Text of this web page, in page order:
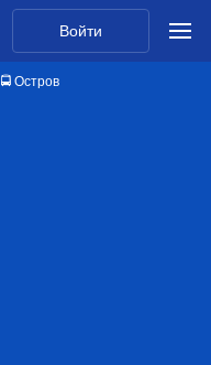
Войти
🚍 Остров